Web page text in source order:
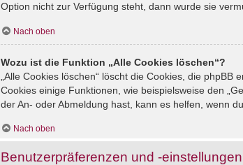
Option nicht zur Verfügung steht, dann wurde sie
Nach oben
Wozu ist die Funktion „Alle Cookies löschen“?
„Alle Cookies löschen“ löscht die Cookies, die
Cookies einige Funktionen, wie beispielsweise den
der An- oder Abmeldung hast, kann es helfen, wenn
Nach oben
Benutzerpräferenzen und -einstellungen